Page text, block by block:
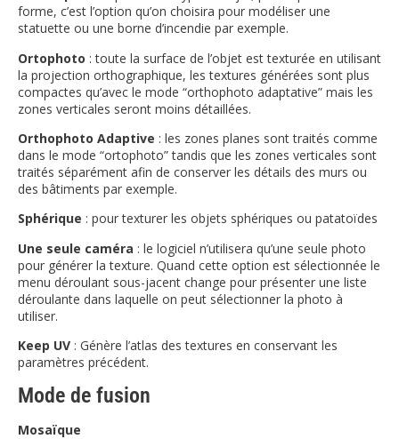
forme, c’est l’option qu’on choisira pour modéliser une
statuette ou une borne d’incendie par exemple.
Ortophoto : toute la surface de l’objet est texturée en utilisant
la projection orthographique, les textures générées sont plus
compactes qu’avec le mode “orthophoto adaptative” mais les
zones verticales seront moins détaillées.
Orthophoto Adaptive : les zones planes sont traités comme
dans le mode “ortophoto” tandis que les zones verticales sont
traités séparément afin de conserver les détails des murs ou
des bâtiments par exemple.
Sphérique : pour texturer les objets sphériques ou patatoïdes
Une seule caméra : le logiciel n’utilisera qu’une seule photo
pour générer la texture. Quand cette option est sélectionnée le
menu déroulant sous-jacent change pour présenter une liste
déroulante dans laquelle on peut sélectionner la photo à
utiliser.
Keep UV : Génère l’atlas des textures en conservant les
paramètres précédent.
Mode de fusion
Mosaïque